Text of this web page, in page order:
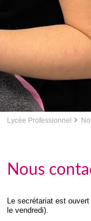
Lycée Professionnel
Nous
Le secrétariat est
le vendredi).